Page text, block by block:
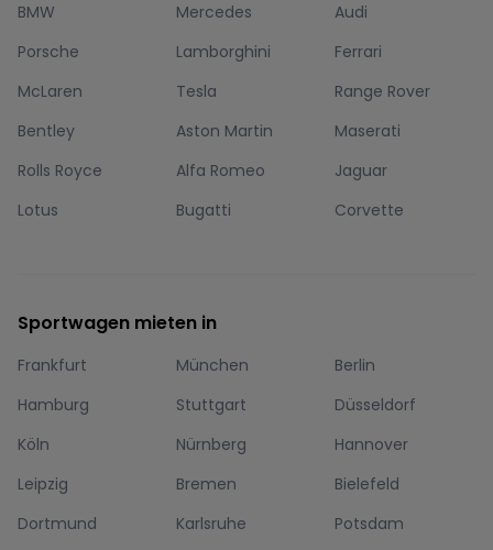
BMW Mercedes
Audi
Porsche
Lamborghini
Ferrari
McLaren
Tesla
Range Rover
Bentley
Aston Martin
Maserati
Rolls Royce
Alfa Romeo
Jaguar
Lotus
Bugatti Corvette
Sportwagen mieten in
Frankfurt München
Berlin
Hamburg
Stuttgart
Düsseldorf
Köln
Nürnberg
Hannover
Leipzig
Bremen
Bielefeld
Dortmund
Karlsruhe Potsdam